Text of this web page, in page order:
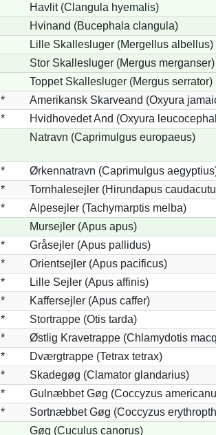
Havlit (Clangula hyemalis)
Hvinand (Bucephala clangula)
Lille Skallesluger (Mergellus albellus)
Stor Skallesluger (Mergus merganser)
Toppet Skallesluger (Mergus serrator)
*
Amerikansk Skarveand (Oxyura
*
Hvidhovedet And (Oxyura
Natravn (Caprimulgus europaeus)
*
Ørkennatravn (Caprimulgus
*
Tornhalesejler (Hirundapus
*
Alpesejler (Tachymarptis melba)
Mursejler (Apus apus)
*
Gråsejler (Apus pallidus)
*
Orientsejler (Apus pacificus)
*
Lille Sejler (Apus affinis)
*
Kaffersejler (Apus caffer)
*
Stortrappe (Otis tarda)
*
Østlig Kravetrappe (Chlamydotis
*
Dværgtrappe (Tetrax tetrax)
*
Skadegøg (Clamator glandarius)
*
Gulnæbbet Gøg (Coccyzus
*
Sortnæbbet Gøg (Coccyzus
Gøg (Cuculus canorus)